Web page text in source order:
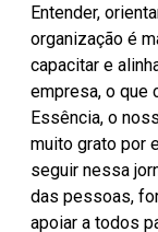
Entender,
organização é
capacitar e
empresa, o que
Essência, o
muito grato por
seguir nessa
das pessoas,
apoiar a todos